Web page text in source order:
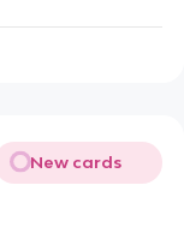
New cards